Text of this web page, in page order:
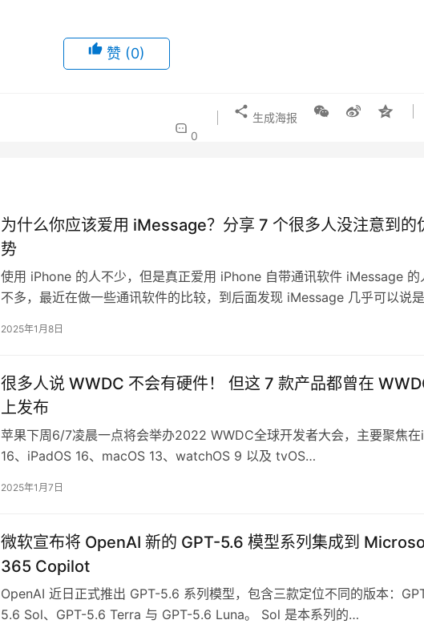
赞 (0)
0
生成海报
为什么你应该爱用 iMessage？分享 7 个很多人没注意到的
势
使用 iPhone 的人不少，但是真正爱用 iPhone 自带通讯软件 iMessage 的
不多，最近在做一些通讯软件的比较，到后面发现 iMessage 几乎可以说
2025年1月8日
很多人说 WWDC 不会有硬件！ 但这 7 款产品都曾在
上发布
苹果下周6/7凌晨一点将会举办2022 WWDC全球开发者大会，主要聚焦在
16、iPadOS 16、macOS 13、watchOS 9 以及 tvOS…
2025年1月7日
微软宣布将 OpenAI 新的 GPT-5.6 模型系列集成到
365 Copilot
OpenAI 近日正式推出 GPT-5.6 系列模型，包含三款定位不同的版本：
5.6 Sol、GPT-5.6 Terra 与 GPT-5.6 Luna。 Sol 是本系列的…